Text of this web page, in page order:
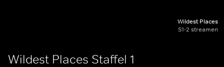
Wildest Places
S1-2 streamen
Wildest Places Staffel 1